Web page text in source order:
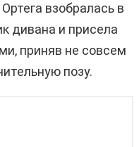
взобралась в
дивана и присела
приняв не совсем
позу.